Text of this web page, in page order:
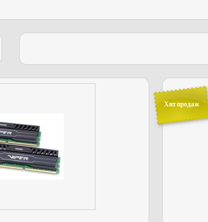
Хит продаж